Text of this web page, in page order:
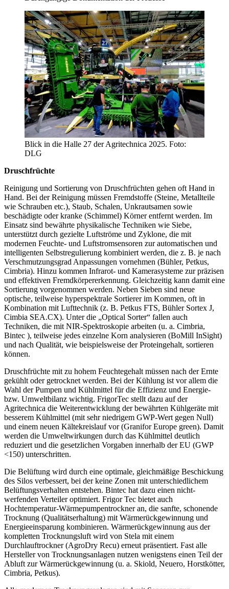
Blick in die Halle 27 der Agritechnica 2025. Foto:
DLG
Druschfrüchte
Reinigung und Sortierung von Druschfrüchten gehen oft Hand in
Hand. Bei der Reinigung müssen Fremdstoffe (Steine, Metallteile
wie Schrauben etc.), Staub, Schalen, Unkrautsamen sowie
beschädigte oder kranke (Schimmel) Körner entfernt werden. Im
Einsatz sind bewährte physikalische Techniken wie Siebe,
unterstützt durch gezielte Luftströme und Zyklone, die mit
modernen Feuchte- und Luftstromsensoren zur automatischen und
intelligenten Selbstregulierung kombiniert werden, die z. B. je nach
Verschmutzungsgrad Anpassungen vornehmen (Bühler, Petkus,
Cimbria). Hinzu kommen Infrarot- und Kamerasysteme zur präzisen
und effektiven Fremdkörpererkennung. Gleichzeitig kann damit eine
Sortierung vorgenommen werden. Neben Sieben sind neue
optische, teilweise hyperspektrale Sortierer im Kommen, oft in
Kombination mit Lufttechnik (z. B. Petkus FTS, Bühler Sortex J,
Cimbia SEA.CX). Unter die „Optical Sorter“ fallen auch
Techniken, die mit NIR-Spektroskopie arbeiten (u. a. Cimbria,
Bintec ), teilweise jedes einzelne Korn analysieren (BoMill InSight)
und nach Qualität, wie beispielsweise der Proteingehalt, sortieren
können.
Druschfrüchte mit zu hohem Feuchtegehalt müssen nach der Ernte
gekühlt oder getrocknet werden. Bei der Kühlung ist vor allem die
Wahl der Pumpen und Kühlmittel für die Effizienz und Energie-
bzw. Umweltbilanz wichtig. FrigorTec stellt dazu auf der
Agritechnica die Weiterentwicklung der bewährten Kühlgeräte mit
besserem Kühlmittel (mit sehr niedrigem GWP-Wert gegen Null)
und einem neuen Kältekreislauf vor (Granifor Europe green). Damit
werden die Umweltwirkungen durch das Kühlmittel deutlich
reduziert und die gesetzlichen Vorgaben innerhalb der EU (GWP
<150) unterschritten.
Die Belüftung wird durch eine optimale, gleichmäßige Beschickung
des Silos verbessert, bei der keine Zonen mit unterschiedlichem
Belüftungsverhalten entstehen. Bintec hat dazu einen nicht-
werfenden Verteiler optimiert. Frigor Tec bietet auch
Hochtemperatur-Wärmepumpentrockner an, die sanfte, schonende
Trocknung (Qualitätserhaltung) mit Wärmerückgewinnung und
Energieeinsparung kombinieren. Wärmerückgewinnung aus der
kompletten Trocknungsluft wird von Stela mit einem
Durchlauftrockner (AgroDry Recu) erneut präsentiert. Fast alle
Hersteller von Trocknungsanlagen nutzen wenigstens einen Teil der
Abluft zur Wärmerückgewinnung (u. a. Skiold, Neuero, Horstkötter,
Cimbria, Petkus).